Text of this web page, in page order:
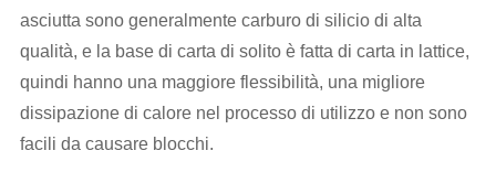
asciutta sono generalmente carburo di silicio di alta
qualità, e la base di carta di solito è fatta di carta in lattice,
quindi hanno una maggiore flessibilità, una migliore
dissipazione di calore nel processo di utilizzo e non sono
facili da causare blocchi.